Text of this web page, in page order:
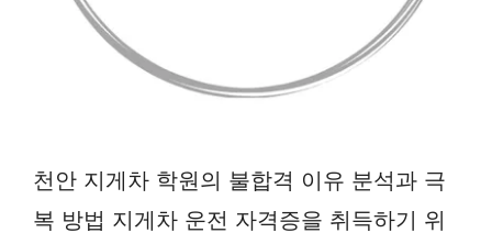
천안 지게차 학원의 불합격 이유 분석과 극
복 방법 지게차 운전 자격증을 취득하기 위